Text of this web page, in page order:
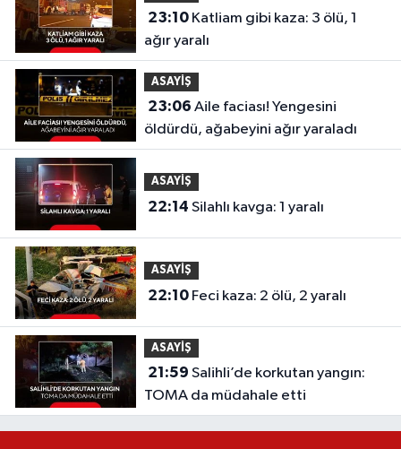
23:10Katliam gibi kaza: 3 ölü, 1
ağır yaralı
ASAYİŞ
23:06
öldürdü, ağabeyini ağır yaraladı
ASAYİŞ
22:14 Silahlı kavga: 1 yaralı
ASAYİŞ
22:10 Feci kaza: 2 ölü, 2 yaralı
ASAYİŞ
21:59
TOMA da müdahale etti